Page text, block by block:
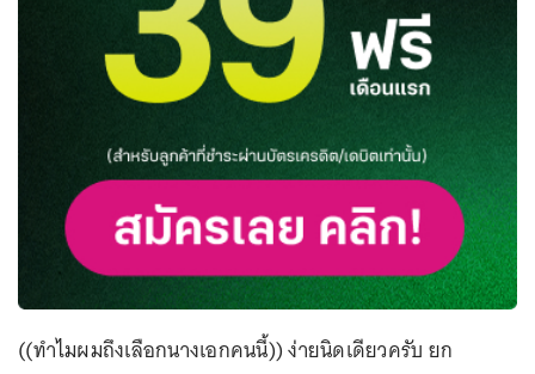
((ทำไมผมถึงเลือกนางเอกคนนี้)) ง่ายนิดเดียวครับ ยก